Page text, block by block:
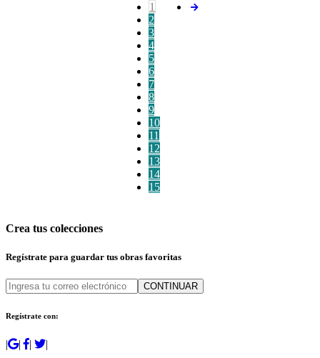
1
2
3
4
5
6
7
8
9
10
11
12
13
14
15
Crea tus colecciones
Regístrate para guardar tus obras favoritas
CONTINUAR
Regístrate con:
| | | |